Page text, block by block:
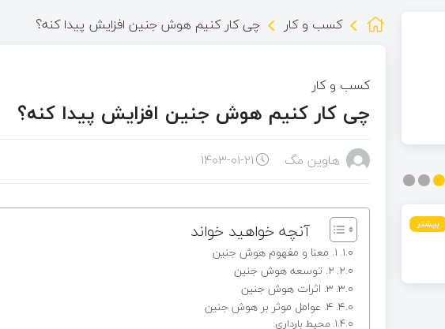
کسب و کار چی کار کنیم هوش جنین افزایش پیدا کنه؟
کسب و کار
چی کار کنیم هوش جنین افزایش پیدا کنه؟
هاوین مگ ۱۴۰۳-۰۱-۲۱
آنچه خواهید خواند
1. معنا و مفهوم هوش جنین
2. توسعه هوش جنین
3. اثرات هوش جنین
4. عوامل موثر بر هوش جنین
محیط بارداری:
بیشتر
بیشتر
بیشتر